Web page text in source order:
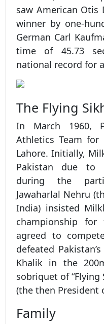
saw American Otis
winner by one-
German Carl
time of 45.73
national record for
The Flying
In March 1960,
Athletics Team
Lahore. Initially,
Pakistan due to
during the
Jawaharlal Nehru
India) insisted
championship
agreed to
defeated
Khalik in the
sobriquet of “Flying
(the then President
Family